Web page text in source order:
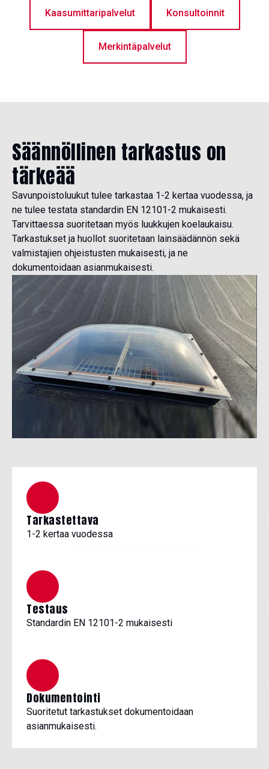
Kaasumittaripalvelut Konsultoinnit
Merkintäpalvelut
Säännöllinen tarkastus on
tärkeää
Savunpoistoluukut tulee tarkastaa 1-2 kertaa vuodessa, ja
ne tulee testata standardin EN 12101-2 mukaisesti.
Tarvittaessa suoritetaan myös luukkujen koelaukaisu.
Tarkastukset ja huollot suoritetaan lainsäädännön sekä
valmistajien ohjeistusten mukaisesti, ja ne
dokumentoidaan asianmukaisesti.
Tarkastettava
1-2 kertaa vuodessa
Testaus
Standardin EN 12101-2 mukaisesti
Dokumentointi
Suoritetut tarkastukset dokumentoidaan
asianmukaisesti.